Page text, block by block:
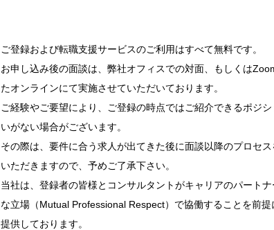
ご登録および転職支援サービスのご利用はすべて無料です。
お申し込み後の面談は、弊社オフィスでの対面、もしくは
たオンラインにて実施させていただいております。
ご経験やご要望により、ご登録の時点ではご紹介できるポジ
いがない場合がございます。
その際は、要件に合う求人が出てきた後に面談以降のプロセ
いただきますので、予めご了承下さい。
当社は、登録者の皆様とコンサルタントがキャリアのパート
な立場（Mutual Professional Respect）で協働することを前提
提供しております。